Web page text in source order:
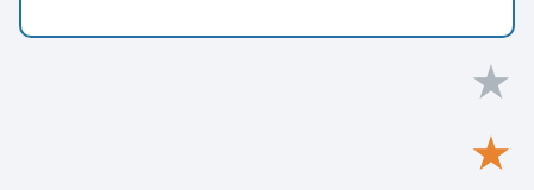
★
★